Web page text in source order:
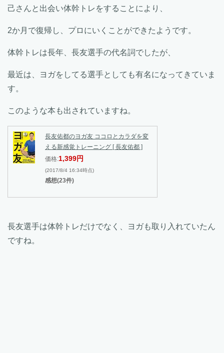
己さんと出会い体幹トレをすることにより、
2か月で復帰し、プロにいくことができたようです。
体幹トレは長年、長友選手の代名詞でしたが、
最近は、ヨガをしてる選手としても有名になってきていま
す。
このような本も出されていますね。
長友佑都のヨガ友 ココロとカラダを変
える新感覚トレーニング [ 長友佑都 ]
価格:1,399円
(2017/8/4 16:34時点)
感想(23件)
長友選手は体幹トレだけでなく、ヨガも取り入れていたん
ですね。